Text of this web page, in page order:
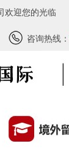
欢迎您的光临
咨询热线：